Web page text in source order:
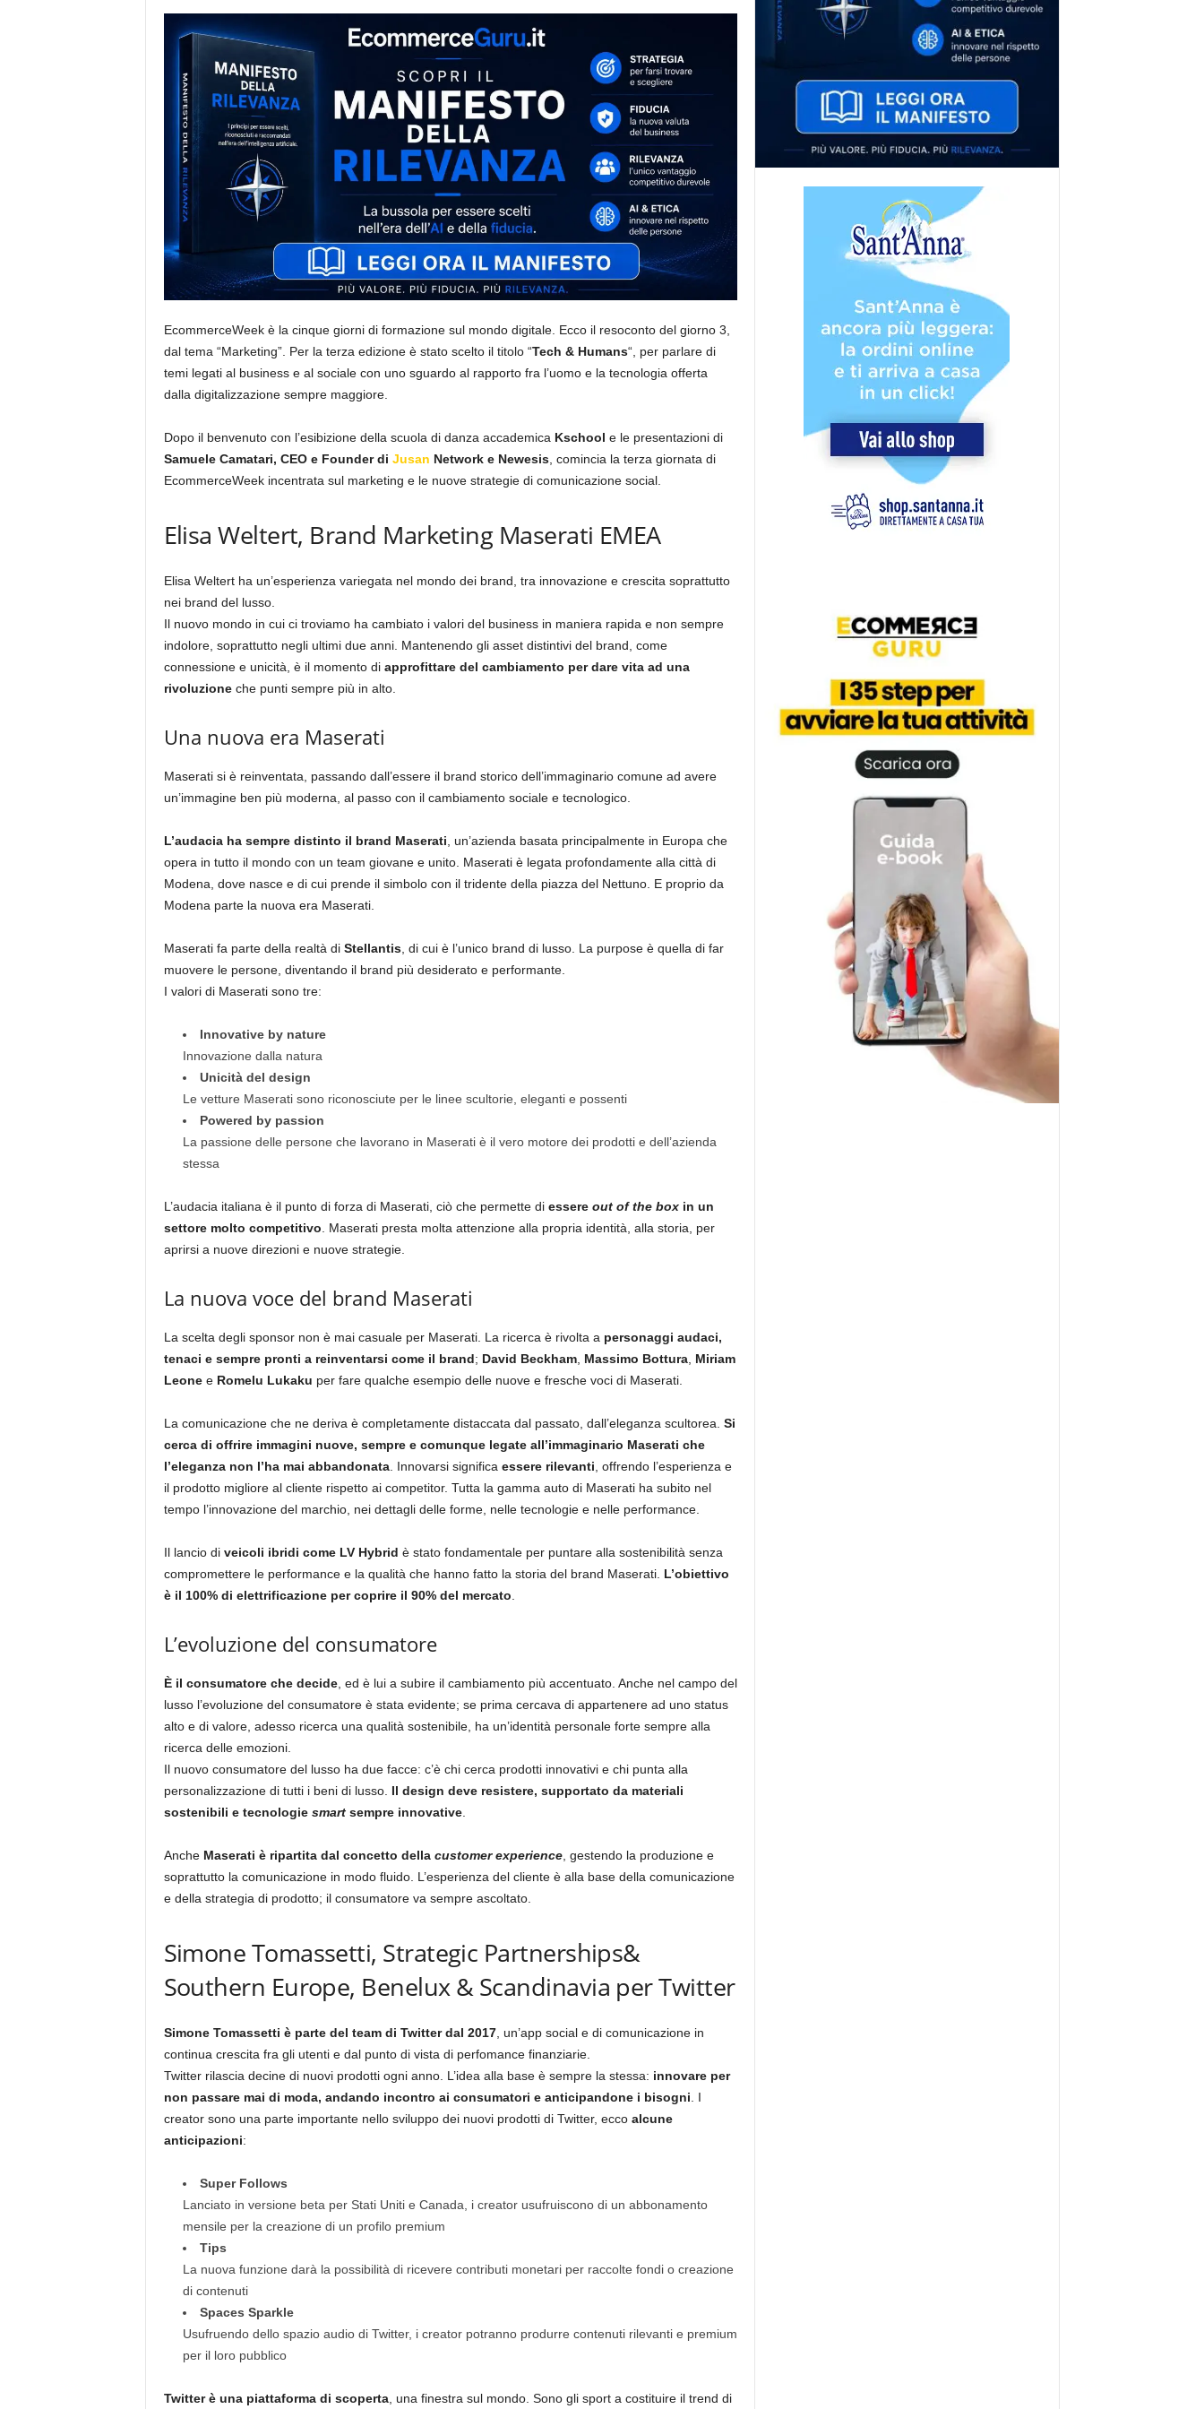
EcommerceWeek è la cinque giorni di formazione sul mondo digitale. Ecco il resoconto del giorno 3,
dal tema “Marketing”. Per la terza edizione è stato scelto il titolo “Tech & Humans“, per parlare di
temi legati al business e al sociale con uno sguardo al rapporto fra l’uomo e la tecnologia offerta
dalla digitalizzazione sempre maggiore.
Dopo il benvenuto con l’esibizione della scuola di danza accademica Kschool e le presentazioni di
Samuele Camatari, CEO e Founder di Jusan Network e Newesis, comincia la terza giornata di
EcommerceWeek incentrata sul marketing e le nuove strategie di comunicazione social.
Elisa Weltert, Brand Marketing Maserati EMEA
Elisa Weltert ha un’esperienza variegata nel mondo dei brand, tra innovazione e crescita soprattutto
nei brand del lusso.
Il nuovo mondo in cui ci troviamo ha cambiato i valori del business in maniera rapida e non sempre
indolore, soprattutto negli ultimi due anni. Mantenendo gli asset distintivi del brand, come
connessione e unicità, è il momento di approfittare del cambiamento per dare vita ad una
rivoluzioneche punti sempre più in alto.
Una nuova era Maserati
Maserati si è reinventata, passando dall’essere il brand storico dell’immaginario comune ad avere
un’immagine ben più moderna, al passo con il cambiamento sociale e tecnologico.
L’audacia ha sempre distinto il brand Maserati , un’azienda basata principalmente in Europa che
opera in tutto il mondo con un team giovane e unito. Maserati è legata profondamente alla città di
Modena, dove nasce e di cui prende il simbolo con il tridente della piazza del Nettuno. E proprio da
Modena parte la nuova era Maserati.
Maserati fa parte della realtà di Stellantis, di cui è l’unico brand di lusso. La purpose è quella di far
muovere le persone, diventando il brand più desiderato e performante.
I valori di Maserati sono tre:
Innovative by nature
Innovazione dalla natura
Unicità del design
Le vetture Maserati sono riconosciute per le linee scultorie, eleganti e possenti
Powered by passion
La passione delle persone che lavorano in Maserati è il vero motore dei prodotti e dell’azienda
stessa
L’audacia italiana è il punto di forza di Maserati, ciò che permette di essere out of the box in un
settore molto competitivo . Maserati presta molta attenzione alla propria identità, alla storia, per
aprirsi a nuove direzioni e nuove strategie.
La nuova voce del brand Maserati
La scelta degli sponsor non è mai casuale per Maserati. La ricerca è rivolta a personaggi audaci,
tenaci e sempre pronti a reinventarsi come il brand; David Beckham, Massimo Bottura, Miriam
Leonee Romelu Lukaku per fare qualche esempio delle nuove e fresche voci di Maserati.
La comunicazione che ne deriva è completamente distaccata dal passato, dall’eleganza scultorea. Si
cerca di offrire immagini nuove, sempre e comunque legate all’immaginario Maserati che
l’eleganza non l’ha mai abbandonata. Innovarsi significa essere rilevanti , offrendo l’esperienza e
il prodotto migliore al cliente rispetto ai competitor. Tutta la gamma auto di Maserati ha subito nel
tempo l’innovazione del marchio, nei dettagli delle forme, nelle tecnologie e nelle performance.
Il lancio di veicoli ibridi come LV Hybrid è stato fondamentale per puntare alla sostenibilità senza
compromettere le performance e la qualità che hanno fatto la storia del brand Maserati. L’obiettivo
è il 100% di elettrificazione per coprire il 90% del mercato
L’evoluzione del consumatore
È il consumatore che decide, ed è lui a subire il cambiamento più accentuato. Anche nel campo del
lusso l’evoluzione del consumatore è stata evidente; se prima cercava di appartenere ad uno status
alto e di valore, adesso ricerca una qualità sostenibile, ha un’identità personale forte sempre alla
ricerca delle emozioni.
Il nuovo consumatore del lusso ha due facce: c’è chi cerca prodotti innovativi e chi punta alla
personalizzazione di tutti i beni di lusso. Il design deve resistere, supportato da materiali
sostenibili e tecnologiesmartsempre innovative.
Anche Maserati è ripartita dal concetto della customer experience, gestendo la produzione e
soprattutto la comunicazione in modo fluido. L’esperienza del cliente è alla base della comunicazione
e della strategia di prodotto; il consumatore va sempre ascoltato.
Simone Tomassetti, Strategic Partnerships&
Southern Europe, Benelux & Scandinavia per Twitter
Simone Tomassetti è parte del team di Twitter dal 2017, un’app social e di comunicazione in
continua crescita fra gli utenti e dal punto di vista di perfomance finanziarie.
Twitter rilascia decine di nuovi prodotti ogni anno. L’idea alla base è sempre la stessa: innovare per
non passare mai di moda, andando incontro ai consumatori e anticipandone i bisogni . I
creator sono una parte importante nello sviluppo dei nuovi prodotti di Twitter, ecco alcune
anticipazioni:
Super Follows
Lanciato in versione beta per Stati Uniti e Canada, i creator usufruiscono di un abbonamento
mensile per la creazione di un profilo premium
Tips
La nuova funzione darà la possibilità di ricevere contributi monetari per raccolte fondi o creazione
di contenuti
Spaces Sparkle
Usufruendo dello spazio audio di Twitter, i creator potranno produrre contenuti rilevanti e premium
per il loro pubblico
Twitter è una piattaforma di scoperta, una finestra sul mondo. Sono gli sport a costituire il trend di